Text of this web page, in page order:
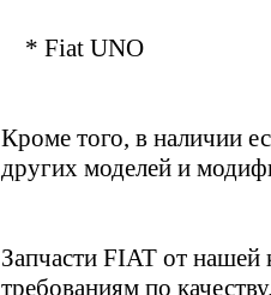
* Fiat UNO
Кроме того, в наличии
других моделей и
Запчасти FIAT от нашей
требованиям по